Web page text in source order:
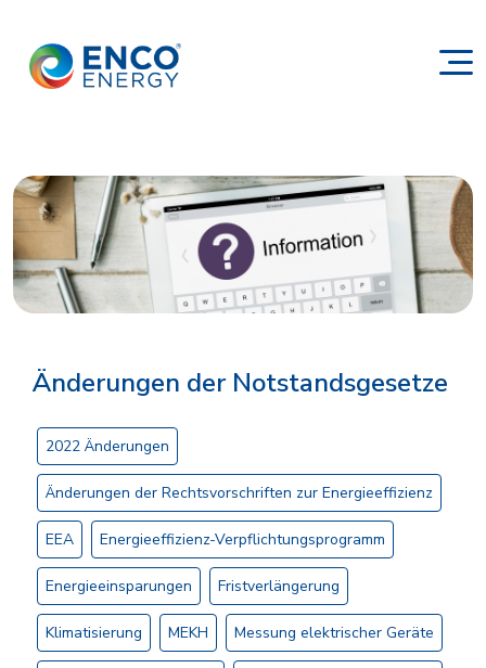
Änderungen der Notstandsgesetze
2022 Änderungen
Änderungen der Rechtsvorschriften zur Energieeffizienz
EEA Energieeffizienz-Verpflichtungsprogramm
Energieeinsparungen Fristverlängerung
Klimatisierung MEKH Messung elektrischer Geräte